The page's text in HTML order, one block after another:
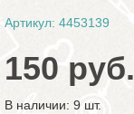
Артикул: 4453139
150 руб.
В наличии: 9 шт.